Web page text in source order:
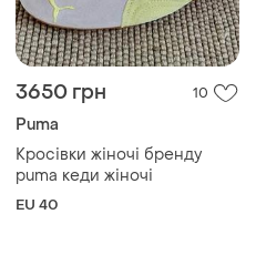
3650 грн 10
Puma
Кросівки жіночі бренду
puma кеди жіночі
EU 40